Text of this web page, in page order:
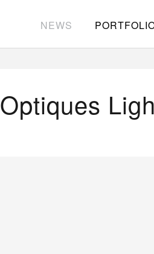
NEWS
Optiques